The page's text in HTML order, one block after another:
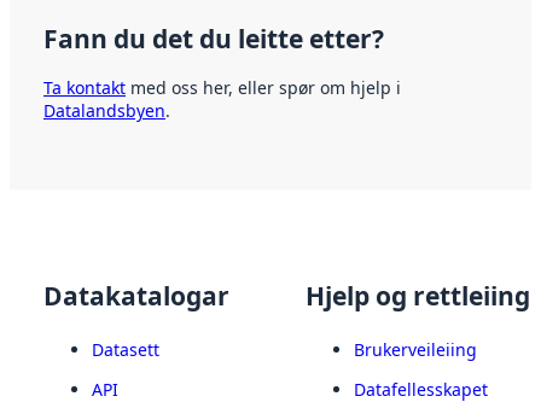
Fann du det du leitte etter?
Ta kontakt med oss her, eller spør om hjelp i
Datalandsbyen.
Datakatalogar
Datasett
API
Hjelp og rettleiing
Brukerveileiing
Datafellesskapet